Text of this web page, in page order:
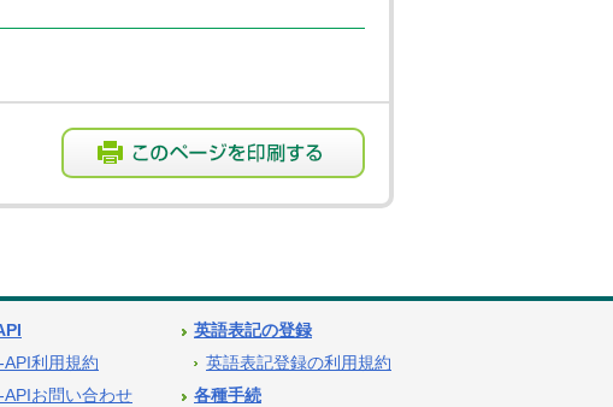
API利用規約
APIお問い合わせ
英語表記の登録
英語表記登録の利用規約
各種手続